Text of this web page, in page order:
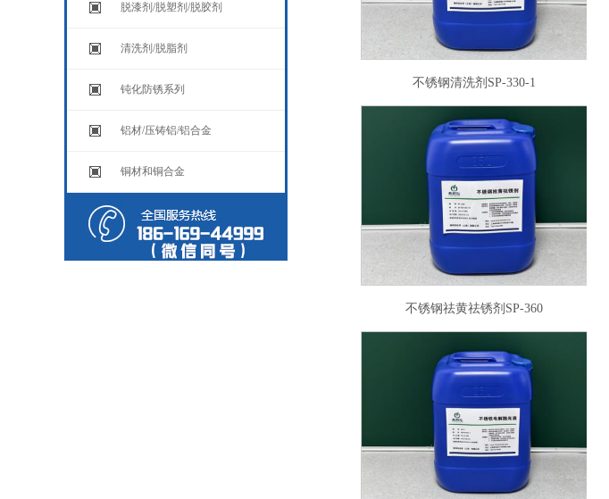
脱漆剂/脱塑剂/脱胶剂
清洗剂/脱脂剂
钝化防锈系列
铝材/压铸铝/铝合金
铜材和铜合金
不锈钢清洗剂SP-330-1
不锈钢祛黄祛锈剂SP-360